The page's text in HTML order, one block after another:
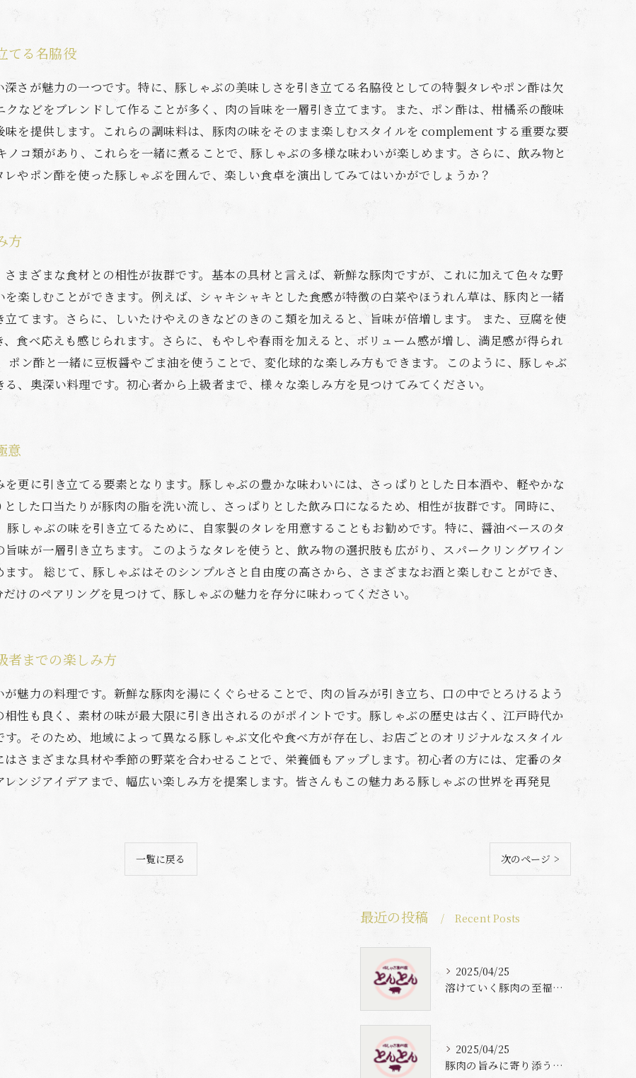
てる名脇役
さが魅力の一つです。特に、豚しゃぶの美味しさを引き立てる名脇役としての特製タレやポン酢は欠
などをブレンドして作ることが多く、肉の旨味を一層引き立てます。また、ポン酢は、柑橘系の酸味
を提供します。これらの調味料は、豚肉の味をそのまま楽しむスタイルを complement する重要な要
コ類があり、これらを一緒に煮ることで、豚しゃぶの多様な味わいが楽しめます。さらに、飲み物と
やポン酢を使った豚しゃぶを囲んで、楽しい食卓を演出してみてはいかがでしょうか？
方
まざまな食材との相性が抜群です。基本の具材と言えば、新鮮な豚肉ですが、これに加えて色々な野
楽しむことができます。例えば、シャキシャキとした食感が特徴の白菜やほうれん草は、豚肉と一緒
てます。さらに、しいたけやえのきなどのきのこ類を加えると、旨味が倍増します。 また、豆腐を使
食べ応えも感じられます。さらに、もやしや春雨を加えると、ボリューム感が増し、満足感が得られ
ポン酢と一緒に豆板醤やごま油を使うことで、変化球的な楽しみ方もできます。このように、豚しゃぶ
、奥深い料理です。初心者から上級者まで、様々な楽しみ方を見つけてみてください。
意
更に引き立てる要素となります。豚しゃぶの豊かな味わいには、さっぱりとした日本酒や、軽やかな
した口当たりが豚肉の脂を洗い流し、さっぱりとした飲み口になるため、相性が抜群です。同時に、
しゃぶの味を引き立てるために、自家製のタレを用意することもお勧めです。特に、醤油ベースのタ
味が一層引き立ちます。このようなタレを使うと、飲み物の選択肢も広がり、スパークリングワイン
す。 総じて、豚しゃぶはそのシンプルさと自由度の高さから、さまざまなお酒と楽しむことができ、
けのペアリングを見つけて、豚しゃぶの魅力を存分に味わってください。
者までの楽しみ方
魅力の料理です。新鮮な豚肉を湯にくぐらせることで、肉の旨みが引き立ち、口の中でとろけるよう
性も良く、素材の味が最大限に引き出されるのがポイントです。豚しゃぶの歴史は古く、江戸時代か
。そのため、地域によって異なる豚しゃぶ文化や食べ方が存在し、お店ごとのオリジナルなスタイル
さまざまな具材や季節の野菜を合わせることで、栄養価もアップします。初心者の方には、定番のタ
ンジアイデアまで、幅広い楽しみ方を提案します。皆さんもこの魅力ある豚しゃぶの世界を再発見
一覧に戻る 次のページ >
最近の投稿 Recent Posts
2025/04/25
溶けていく豚肉の至福体験
2025/04/25
豚肉の旨みに寄り添う自家製梅出汁の魅力